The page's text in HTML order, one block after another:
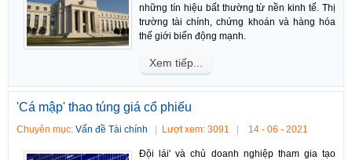
những tín hiệu bất thường từ nền kinh tế. Thị
trường tài chính, chứng khoán và hàng hóa
thế giới biến động mạnh.
Xem tiếp...
'Cá mập' thao túng giá cổ phiếu
Chuyên mục: Vấn đề Tài chính Lượt xem: 3091 14 - 06 - 2021
Đội lái' và chủ doanh nghiệp tham gia tạo